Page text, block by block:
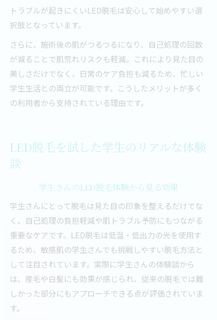
トラブルが起きにくいLED脱毛は安心して始めやすい選
択肢となっています。
さらに、施術後の肌がつるつるになり、自己処理の回数
が減ることで肌荒れリスクも軽減。これにより見た目の
美しさだけでなく、日常のケア負担も減るため、忙しい
学生生活との両立が可能です。こうしたメリットが多く
の利用者から支持されている理由です。
LED脱毛を試した学生のリアルな体験
談
学生さんのLED脱毛体験から見る効果
学生さんにとって脱毛は見た目の印象を整えるだけでな
く、自己処理の負担軽減や肌トラブル予防にもつながる
重要なケアです。LED脱毛は低温・低出力の光を使用す
るため、敏感肌の学生さんでも挑戦しやすい脱毛方法と
して注目されています。実際に学生さんの体験談から
は、産毛や白髪にも効果が感じられ、従来の脱毛では難
しかった部分にもアプローチできる点が評価されていま
す。